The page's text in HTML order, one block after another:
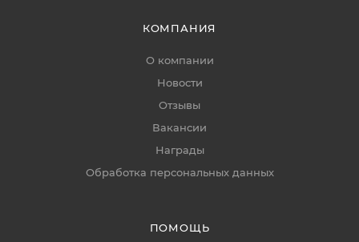
КОМПАНИЯ
О компании
Новости
Отзывы
Вакансии
Награды
Обработка персональных данных
ПОМОЩЬ